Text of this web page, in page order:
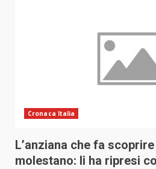
Cronaca Italia
L’anziana che fa
molestano: li ha ripresi